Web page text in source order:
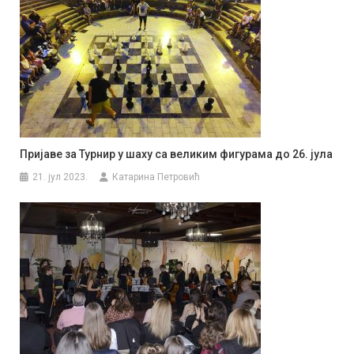
Пријаве за Турнир у шаху са великим фигурама до 26. јула
21. јул 2023. Катарина Петровић